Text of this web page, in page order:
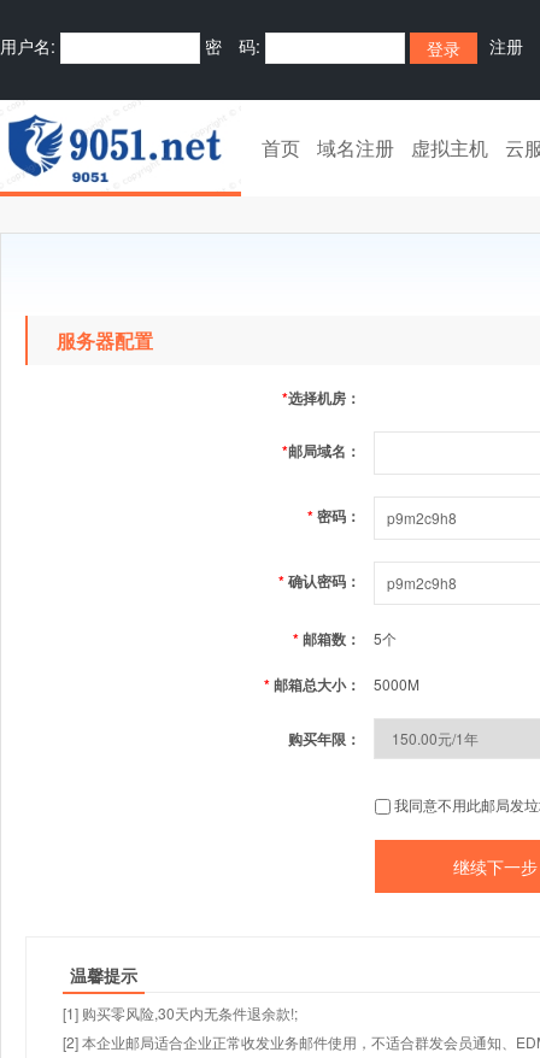
用户名: 密 码: 注册
首页 域名注册 虚拟主机 云
服务器配置
*选择机房：
*邮局域名：
*密码：
*确认密码：
*邮箱数： 5个
*邮箱总大小： 5000M
购买年限：
我同意不用此邮局发
温馨提示
[1] 购买零风险,30天内无条件退余款!;
[2] 本企业邮局适合企业正常收发业务邮件使用，不适合群发会员通知、